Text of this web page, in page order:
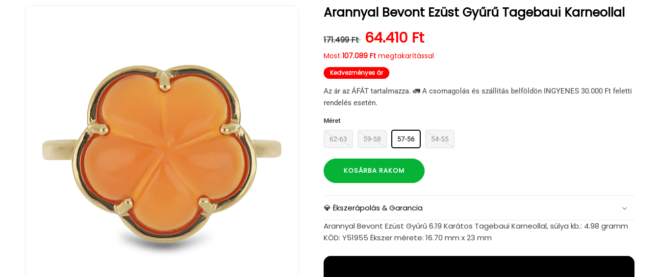
Arannyal Bevont Ezüst Gyűrű Tagebaui Karneollal
Normál ár
171.499 FtKedvezményes ár
64.410 Ft
Most 107.089 Ftmegtakarítással
Kedvezményes ár
Az ár az ÁFÁT tartalmazza. 🚛 A csomagolás és szállítás belföldön INGYENES 30.000 Ft feletti
rendelés esetén.
Méret
62-63 59-58 57-56 54-55
KOSÁRBA RAKOM
💎 Ékszerápolás & Garancia
Arannyal Bevont Ezüst Gyűrű 6.19 Karátos Tagebaui Karneollal, súlya kb.: 4.98 gramm
KÓD: Y51955 Ékszer mérete: 16.70 mm x 23 mm